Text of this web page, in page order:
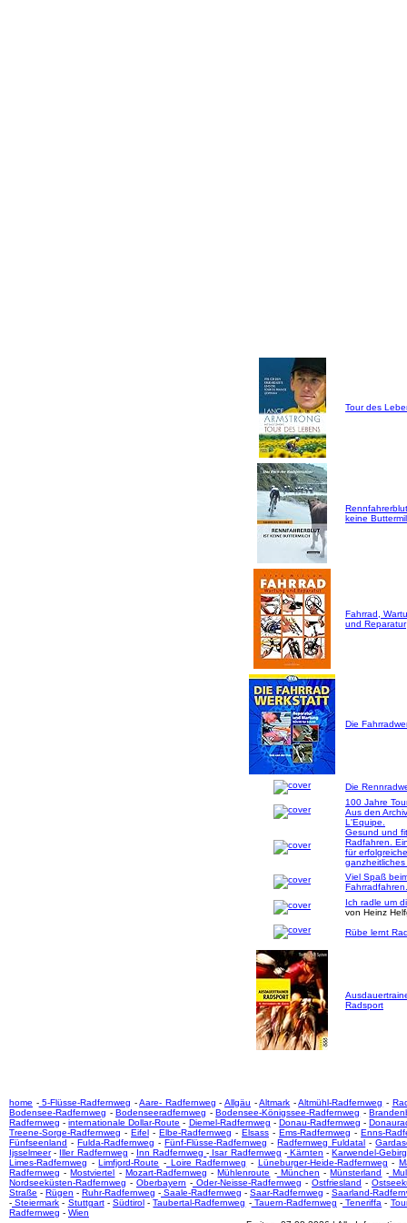
Tour des
keine
Fahrrad,
und Reparatur
Die
Die
100 Jahre
Aus den
L'Equipe.
Gesund und
Radfahren.
für
Viel Spaß
Fahrradfahren.
Ich radle um
von Heinz
Rübe lernt
Radsport
home -5-Flüsse-Radfernweg -Aare- Radfernweg -Allgäu -Altmark -Altmühl-Radfernweg -
Bodensee-Radfernweg -Bodenseeradfernweg -Bodensee-Königssee-Radfernweg -
Radfernweg -internationale Dollar-Route - Diemel-Radfernweg - Donau-Radfernweg -
Treene-Sorge-Radfernweg - Eifel - Elbe-Radfernweg - Elsass - Ems-Radfernweg - Enns-
Fünfseenland -Fulda-Radfernweg -Fünf-Flüsse-Radfernweg -Radfernweg Fuldatal -
Ijsselmeer- Iller Radfernweg - Inn Radfernweg- Isar Radfernweg -Kärnten -Karwendel-
Limes-Radfernweg -Limfjord-Route - Loire Radfernweg - Lüneburger-Heide-Radfernweg -
Radfernweg -Mostviertel - Mozart-Radfernweg -Mühlenroute -München -Münsterland -
Nordseeküsten-Radfernweg - Oberbayern - Oder-Neisse-Radfernweg - Ostfriesland -
Straße - Rügen - Ruhr-Radfernweg - Saale-Radfernweg - Saar-Radfernweg - Saarland-
- Steiermark - Stuttgart- Südtirol-Taubertal-Radfernweg -Tauern-Radfernweg -Teneriffa -
Radfernweg - Wien